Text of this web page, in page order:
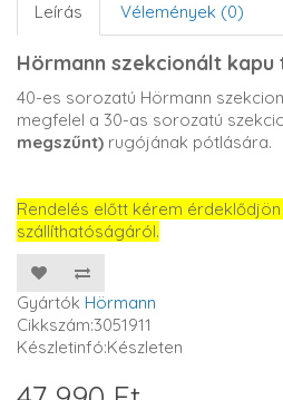
Leírás Vélemények (0)
Hörmann szekcionált
40-es sorozatú Hörmann
megfelel a 30-as sorozatú
megszűnt) rugójának pótlására.
Rendelés előtt kérem
szállíthatóságáról.
Gyártók Hörmann
Cikkszám:3051911
Készletinfó:Készleten